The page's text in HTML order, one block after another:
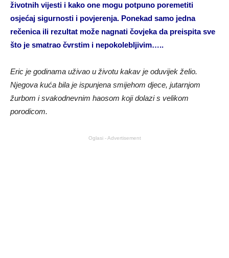
životnih vijesti i kako one mogu potpuno poremetiti
osjećaj sigurnosti i povjerenja. Ponekad samo jedna
rečenica ili rezultat može nagnati čovjeka da preispita sve
što je smatrao čvrstim i nepokolebljivim…..
Eric je godinama uživao u životu kakav je oduvijek želio.
Njegova kuća bila je ispunjena smijehom djece, jutarnjom
žurbom i svakodnevnim haosom koji dolazi s velikom
porodicom.
Oglasi - Advertisement